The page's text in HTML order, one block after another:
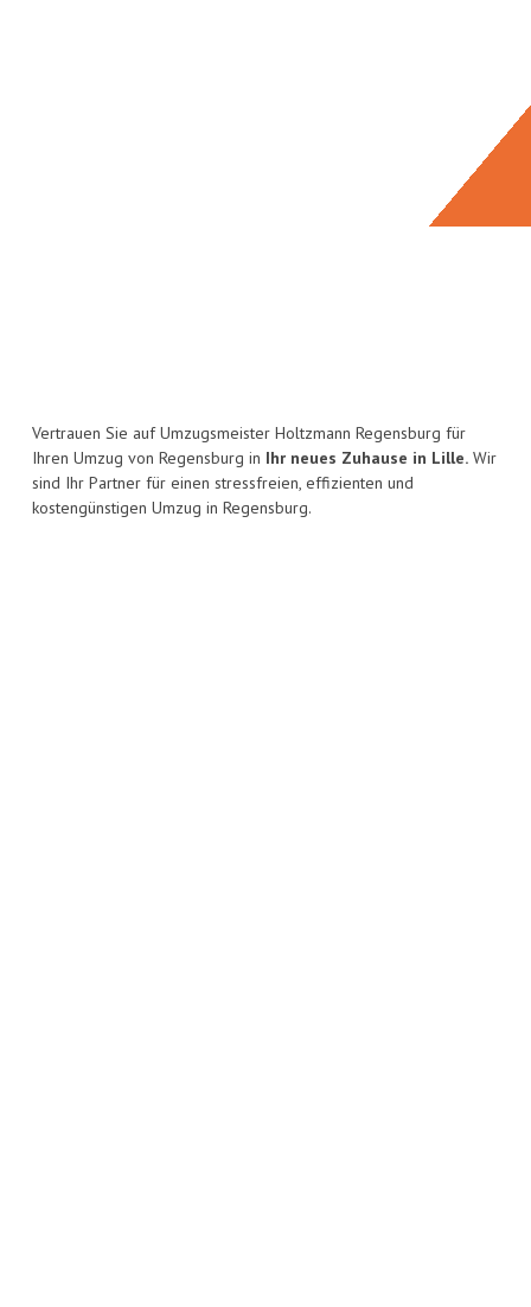
Vertrauen Sie auf Umzugsmeister Holtzmann Regensburg für
Ihren Umzug von Regensburg in Ihr neues Zuhause in Lille. Wir
sind Ihr Partner für einen stressfreien, effizienten und
kostengünstigen Umzug in Regensburg.